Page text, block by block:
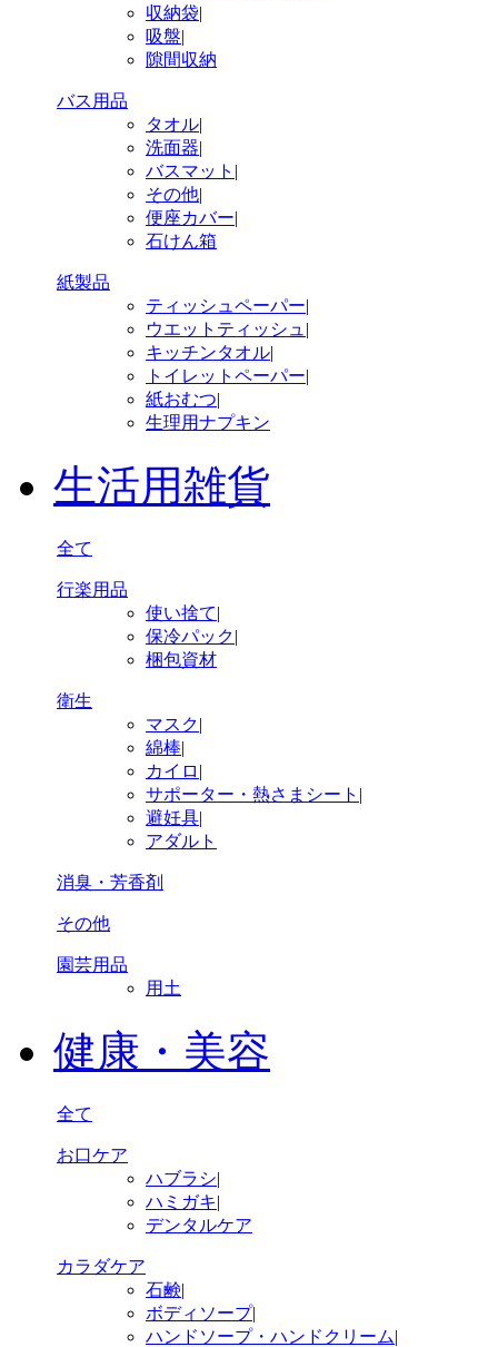
収納袋|
吸盤|
隙間収納
バス用品
タオル|
洗面器|
バスマット |
その他|
便座カバー|
石けん箱
紙製品
ティッシュペーパー|
ウエットティッシュ |
キッチンタオル|
トイレットペーパー|
紙おむつ|
生理用ナプキン
生活用雑貨
全て
行楽用品
使い捨て|
保冷パック|
梱包資材
衛生
マスク|
綿棒|
カイロ |
サポーター・熱さまシート |
避妊具|
アダルト
消臭・芳香剤
その他
園芸用品
用土
健康・美容
全て
お口ケア
ハブラシ|
ハミガキ|
デンタルケア
カラダケア
石鹸|
ボディソープ|
ハンドソープ・ハンドクリーム|